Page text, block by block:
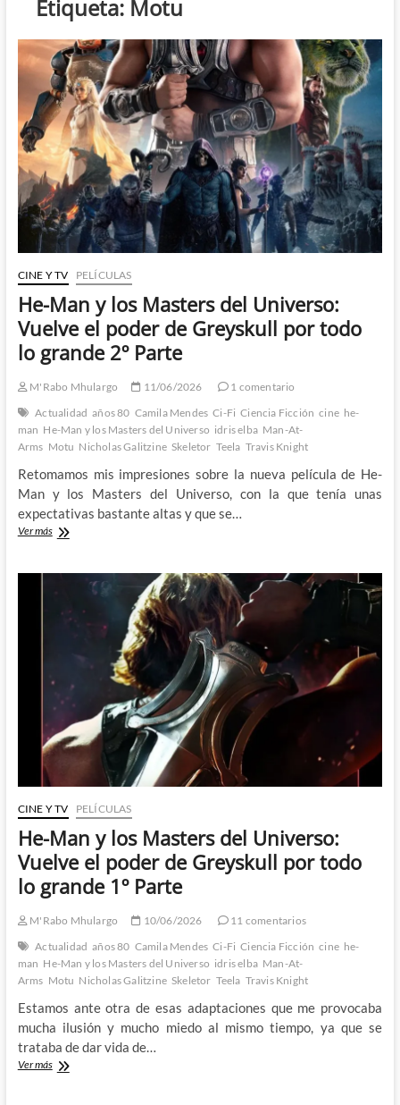
Etiqueta: Motu
CINE Y TV PELÍCULAS
He-Man y los Masters del Universo:
Vuelve el poder de Greyskull por todo
lo grande 2º Parte
M'Rabo Mhulargo 11/06/2026
1 comentario
Actualidad años 80 Camila Mendes Ci-Fi Ciencia Ficción cine he-
man He-Man y los Masters del Universo idris elba Man-At-
Arms Motu Nicholas Galitzine Skeletor Teela Travis Knight
Retomamos mis impresiones sobre la nueva película de He-
Man y los Masters del Universo, con la que tenía unas
expectativas bastante altas y que se…
Ver másHe-
del
Universo:
Greyskull
todo
2º
Parte
CINE Y TV PELÍCULAS
He-Man y los Masters del Universo:
Vuelve el poder de Greyskull por todo
lo grande 1º Parte
M'Rabo Mhulargo 10/06/2026
11 comentarios
Actualidad años 80 Camila Mendes Ci-Fi Ciencia Ficción cine he-
man He-Man y los Masters del Universo idris elba Man-At-
Arms Motu Nicholas Galitzine Skeletor Teela Travis Knight
Estamos ante otra de esas adaptaciones que me provocaba
mucha ilusión y mucho miedo al mismo tiempo, ya que se
trataba de dar vida de…
Ver másHe-